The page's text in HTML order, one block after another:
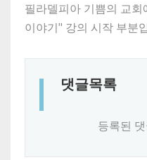
필라델피아 기쁨의 교
이야기" 강의 시작 부분
댓글목록
등록된